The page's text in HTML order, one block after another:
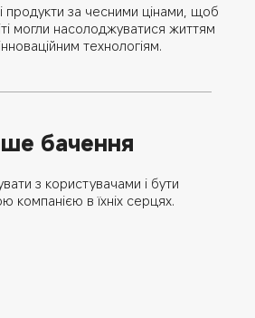
продукти за чесними цінами, щоб
могли насолоджуватися життям
технологіям.
бачення
з користувачами і бути
компанією в їхніх серцях.